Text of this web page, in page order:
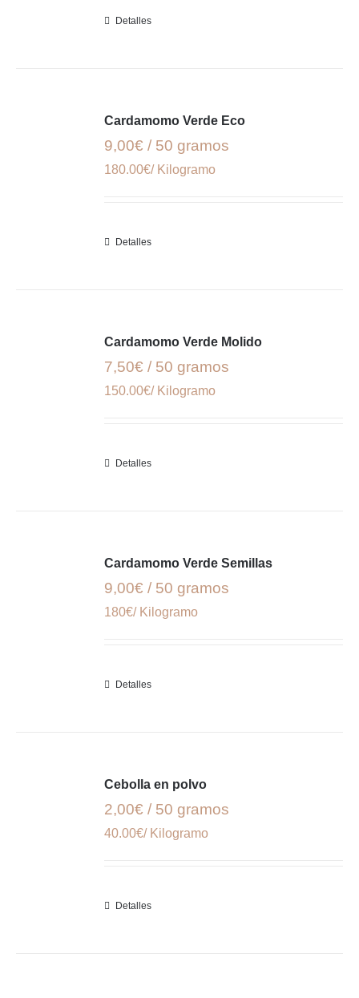
Detalles
Cardamomo Verde Eco
9,00€ / 50 gramos
180.00€/ Kilogramo
Detalles
Cardamomo Verde Molido
7,50€ / 50 gramos
150.00€/ Kilogramo
Detalles
Cardamomo Verde Semillas
9,00€ / 50 gramos
180€/ Kilogramo
Detalles
Cebolla en polvo
2,00€ / 50 gramos
40.00€/ Kilogramo
Detalles